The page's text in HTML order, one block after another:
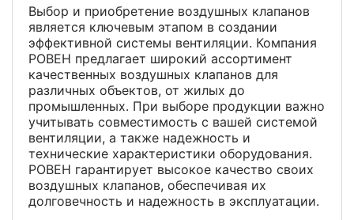
Выбор и приобретение воздушных клапанов
является ключевым этапом в создании
эффективной системы вентиляции. Компания
РОВЕН предлагает широкий ассортимент
качественных воздушных клапанов для
различных объектов, от жилых до
промышленных. При выборе продукции важно
учитывать совместимость с вашей системой
вентиляции, а также надежность и
технические характеристики оборудования.
РОВЕН гарантирует высокое качество своих
воздушных клапанов, обеспечивая их
долговечность и надежность в эксплуатации.